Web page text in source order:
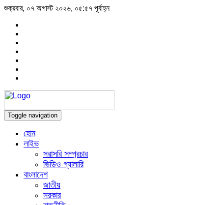
শুক্রবার, ০৭ অগাস্ট ২০২৬, ০৫:৫৭ পূর্বাহ্ন
Toggle navigation
হোম
লাইভ
সরাসরি সম্প্রচার
ভিডিও গ্যালারি
বাংলাদেশ
জাতীয়
সরকার